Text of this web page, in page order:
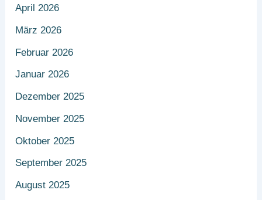
April 2026
März 2026
Februar 2026
Januar 2026
Dezember 2025
November 2025
Oktober 2025
September 2025
August 2025